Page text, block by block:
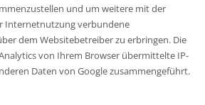
und um weitere mit der
Internetnutzung verbundene
dem Websitebetreiber zu erbringen. Die
von Ihrem Browser übermittelte IP-
Daten von Google zusammengeführt.